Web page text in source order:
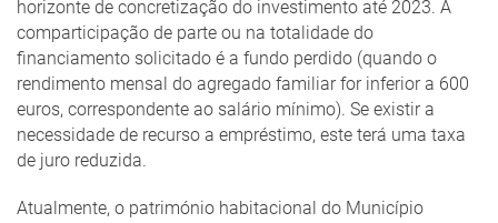
horizonte de concretização do investimento até 2023. A
comparticipação de parte ou na totalidade do
financiamento solicitado é a fundo perdido (quando o
rendimento mensal do agregado familiar for inferior a 600
euros, correspondente ao salário mínimo). Se existir a
necessidade de recurso a empréstimo, este terá uma taxa
de juro reduzida.
Atualmente, o património habitacional do Município